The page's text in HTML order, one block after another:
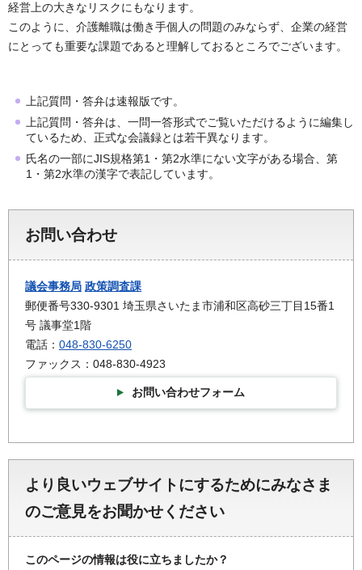
経営上の大きなリスクにもなります。
このように、介護離職は働き手個人の問題のみならず、企業の経営
にとっても重要な課題であると理解しておるところでございます。
上記質問・答弁は速報版です。
上記質問・答弁は、一問一答形式でご覧いただけるように編集し
ているため、正式な会議録とは若干異なります。
氏名の一部にJIS規格第1・第2水準にない文字がある場合、第
1・第2水準の漢字で表記しています。
お問い合わせ
議会事務局 政策調査課
郵便番号330-9301 埼玉県さいたま市浦和区高砂三丁目15番1
号 議事堂1階
電話： 048-830-6250
ファックス：048-830-4923
お問い合わせフォーム
より良いウェブサイトにするためにみなさま
のご意見をお聞かせください
このページの情報は役に立ちましたか？